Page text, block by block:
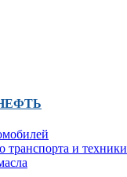
транспорта и техники